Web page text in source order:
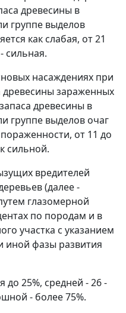
древесины в
группе выделов
как слабая, от 21
сильная.
насаждениях при
древесины зараженных
древесины в
группе выделов очаг
от 11 до
сильной.
вредителей
(далее -
глазомерной
по породам и в
участка с указанием
иной фазы развития
до 25%, средней - 26 -
- более 75%.